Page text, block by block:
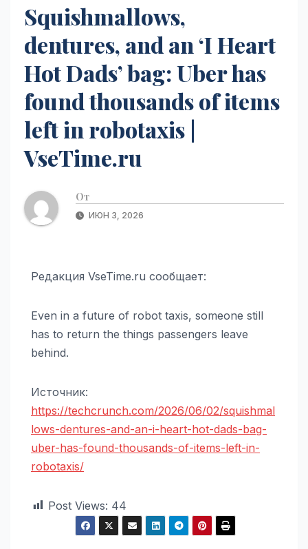
Squishmallows,
dentures, and an ‘I Heart
Hot Dads’ bag: Uber has
found thousands of items
left in robotaxis |
VseTime.ru
От
ИЮН 3, 2026
Редакция VseTime.ru сообщает:
Even in a future of robot taxis, someone still
has to return the things passengers leave
behind.
Источник:
https://techcrunch.com/2026/06/02/squishmal
lows-dentures-and-an-i-heart-hot-dads-bag-
uber-has-found-thousands-of-items-left-in-
robotaxis/
Post Views: 44